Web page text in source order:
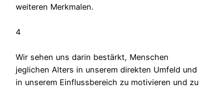
weiteren Merkmalen.
4
Wir sehen uns darin bestärkt, Menschen
jeglichen Alters in unserem direkten Umfeld und
in unserem Einflussbereich zu motivieren und zu